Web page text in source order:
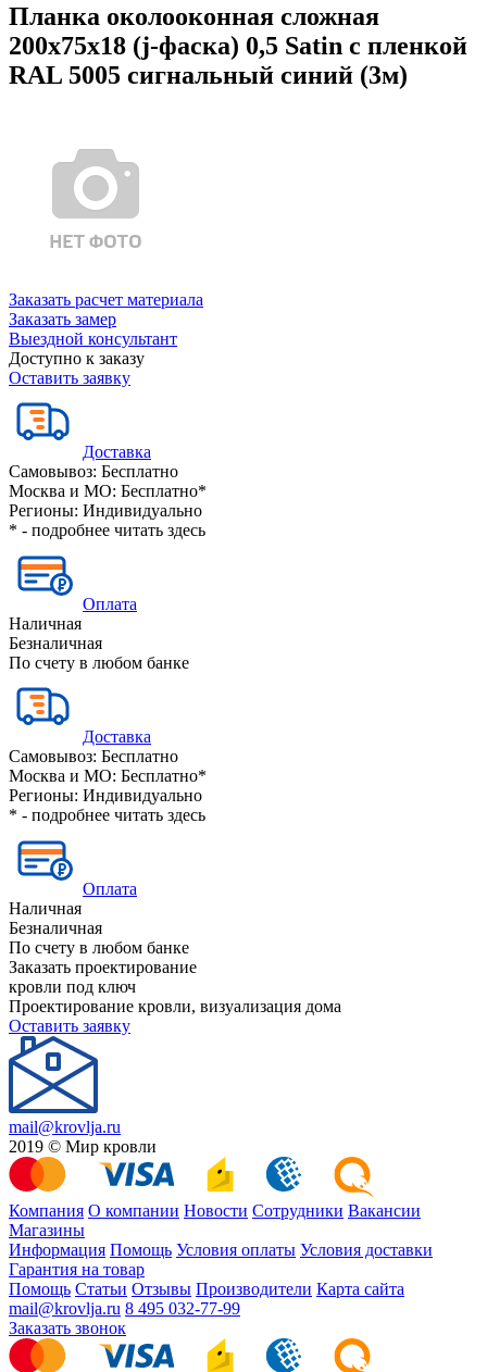
Планка околооконная сложная
200х75х18 (j-фаска) 0,5 Satin с пленкой
RAL 5005 сигнальный синий (3м)
Заказать расчет материала
Заказать замер
Выездной консультант
Доступно к заказу
Оставить заявку
Доставка
Самовывоз: Бесплатно
Москва и МО: Бесплатно*
Регионы: Индивидуально
* - подробнее читать здесь
Оплата
Наличная
Безналичная
По счету в любом банке
Доставка
Самовывоз: Бесплатно
Москва и МО: Бесплатно*
Регионы: Индивидуально
* - подробнее читать здесь
Оплата
Наличная
Безналичная
По счету в любом банке
Заказать проектирование
кровли под ключ
Проектирование кровли, визуализация дома
Оставить заявку
mail@krovlja.ru
2019 © Мир кровли
Компания О компании Новости Сотрудники Вакансии
Магазины
Информация Помощь Условия оплаты Условия доставки
Гарантия на товар
Помощь Статьи Отзывы Производители Карта сайта
mail@krovlja.ru 8 495 032-77-99
Заказать звонок